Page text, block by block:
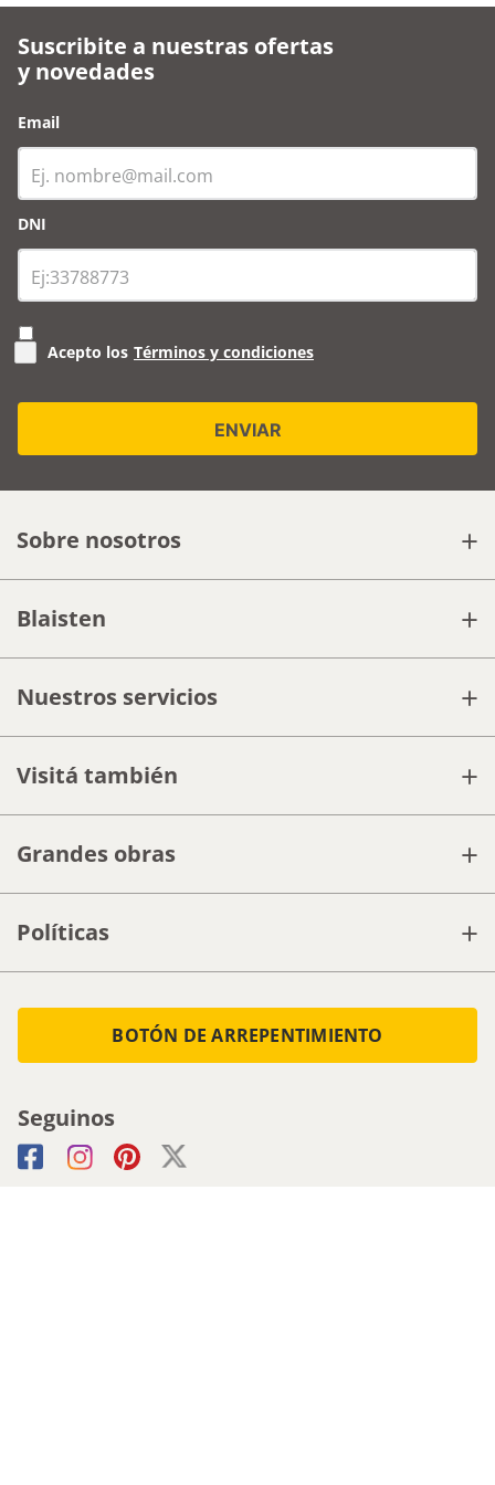
Suscribite a nuestras ofertas
y novedades
Email
DNI
Acepto los Términos y condiciones
Sobre nosotros +
Blaisten +
Nuestros servicios +
Visitá también +
Grandes obras +
Políticas +
BOTÓN DE ARREPENTIMIENTO
Seguinos